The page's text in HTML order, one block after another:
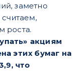
заметно
роста.
акциям
этих бумаг на
что